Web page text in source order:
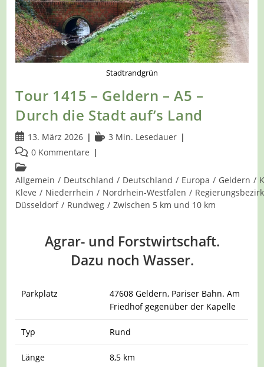
Stadtrandgrün
Tour 1415 – Geldern – A5 –
Durch die Stadt auf’s Land
Beitrag
veröffentlicht:
13. März 2026 Lesedauer:
3 Min. Lesedauer
Beitrags-
Kommentare:
0 Kommentare
Beitrags-
Kategorie:
Allgemein / Deutschland / Deutschland / Europa / Geldern /
Kleve / Niederrhein / Nordrhein-Westfalen / Regierungsbezirk
Düsseldorf / Rundweg / Zwischen 5 km und 10 km
Agrar- und Forstwirtschaft.
Dazu noch Wasser.
Parkplatz
47608 Geldern, Pariser Bahn. Am
Friedhof gegenüber der Kapelle
Typ Rund
Länge 8,5 km